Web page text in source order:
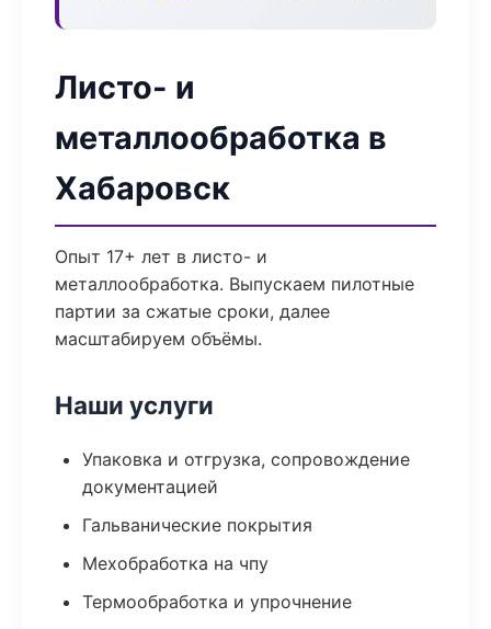
Листо- и
металлообработка в
Хабаровск
Опыт 17+ лет в листо- и
металлообработка. Выпускаем пилотные
партии за сжатые сроки, далее
масштабируем объёмы.
Наши услуги
Упаковка и отгрузка, сопровождение
документацией
Гальванические покрытия
Мехобработка на чпу
Термообработка и упрочнение